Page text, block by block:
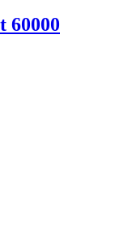
60000